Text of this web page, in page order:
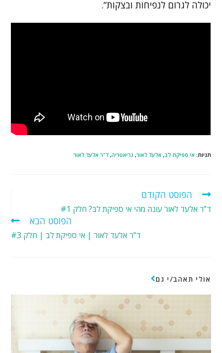
יכולה לגרום לנפיחות ובצקות”.
תגיות: אי ספיקת לב, אלעד לאור, גריאטריה, ד"ר אלעד לאור
הפוסט הקודם
ד”ר אלעד לאור עונה מהי אי ספיקת לב? חלק #1
הפוסט הבא
ד”ר אלעד לאור | אי ספיקת לב | חלק #3
אולי תאהב/י גם